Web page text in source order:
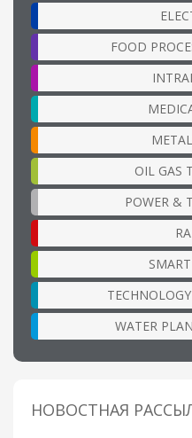
FOOD
OIL GAS
POWER &
WATER
НОВОСТНАЯ